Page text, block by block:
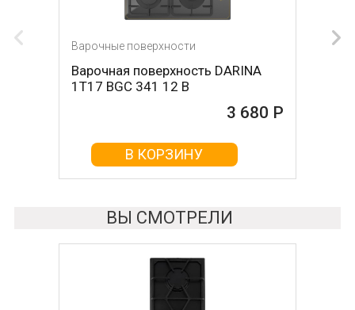
Варочные поверхности
Варочная поверхность DARINA
1T17 BGС 341 12 B
3 680 Р
В КОРЗИНУ
ВЫ СМОТРЕЛИ